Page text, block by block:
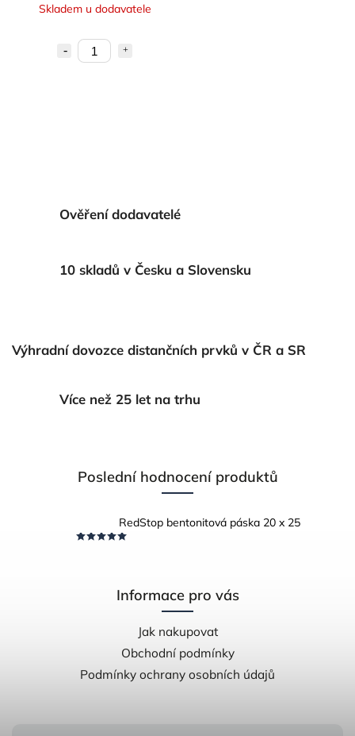
Skladem u dodavatele
Ověření dodavatelé
10 skladů v Česku a Slovensku
Výhradní dovozce distančních prvků v ČR a SR
Více než 25 let na trhu
Poslední hodnocení produktů
RedStop bentonitová páska 20 x 25
Informace pro vás
Jak nakupovat
Obchodní podmínky
Podmínky ochrany osobních údajů